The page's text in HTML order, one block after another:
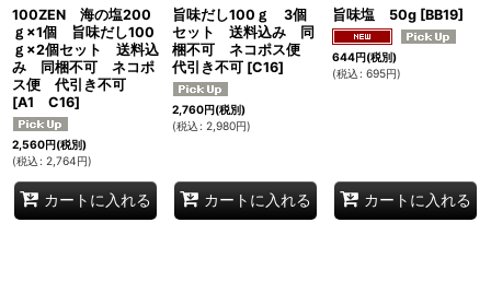
100ZEN 海の塩200
ｇ×1個 旨味だし100
ｇ×2個セット 送料込
み 同梱不可 ネコポ
ス便 代引き不可
[A1 C16]
2,560円(税別)
(税込: 2,764円)
カートに入れる
旨味だし100ｇ 3個
セット 送料込み 同
梱不可 ネコポス便
代引き不可 [C16]
2,760円(税別)
(税込: 2,980円)
カートに入れる
旨味塩 50g [BB19]
644円(税別)
(税込: 695円)
カートに入れる